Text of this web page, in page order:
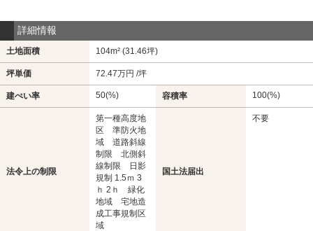
詳細情報
土地面積 104m² (31.46坪)
坪単価 72.47万円 /坪
建ぺい率 50(%) 容積率 100(%)
法令上の制限
第一種高度地
区 準防火地
域 道路斜線
制限 北側斜
線制限 日影
規制 1.5ｍ 3
ｈ 2ｈ 緑化
地域 宅地造
成工事規制区
域
国土法届出
不要